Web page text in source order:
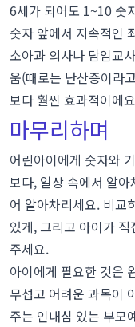
6세가 되어도 1~10 숫
숫자 앞에서 지속적인
소아과 의사나 담임교
움(때로는 난산증이라
보다 훨씬 효과적이에
마무리하며
어린아이에게 숫자와
보다, 일상 속에서 알
어 알아차리세요. 비교
있게, 그리고 아이가
주세요.
아이에게 필요한 것은
무섭고 어려운 과목이
주는 인내심 있는 부모